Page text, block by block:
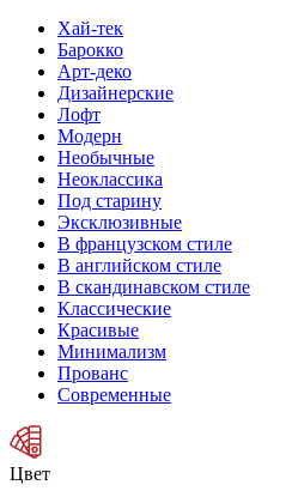
Хай-тек
Барокко
Арт-деко
Дизайнерские
Лофт
Модерн
Необычные
Неоклассика
Под старину
Эксклюзивные
В французском стиле
В английском стиле
В скандинавском стиле
Классические
Красивые
Минимализм
Прованс
Современные
Цвет